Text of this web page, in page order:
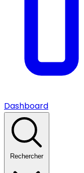
Dashboard
Rechercher